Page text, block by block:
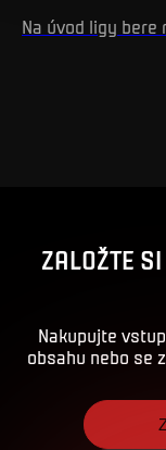
Na úvod ligy bere
ZALOŽTE
Nakupujte
obsahu nebo se